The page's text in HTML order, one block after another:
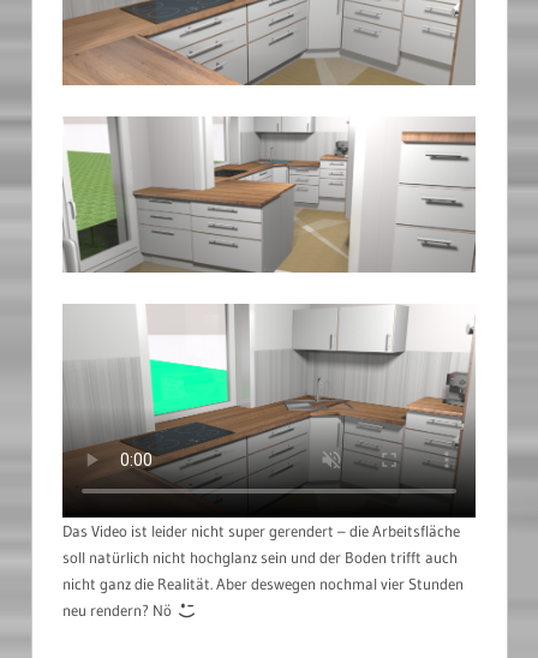
Das Video ist leider nicht super gerendert – die Arbeitsfläche
soll natürlich nicht hochglanz sein und der Boden trifft auch
nicht ganz die Realität. Aber deswegen nochmal vier Stunden
neu rendern? Nö